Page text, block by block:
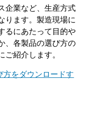
企業など、生産方式
ります。製造現場に
るにあたって目的や
、各製品の選び方の
ご紹介します。
方をダウンロードす